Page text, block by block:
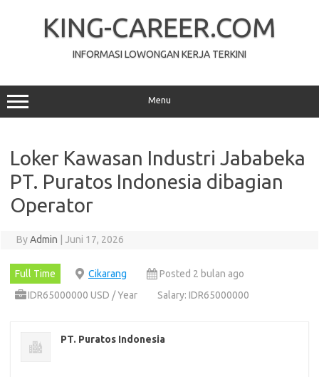
KING-CAREER.COM
INFORMASI LOWONGAN KERJA TERKINI
Menu
Loker Kawasan Industri Jababeka
PT. Puratos Indonesia dibagian
Operator
ByAdmin Juni 17, 2026
Full Time Cikarang
Posted 2 bulan ago
IDR65000000 USD / Year
Salary: IDR65000000
PT. Puratos Indonesia